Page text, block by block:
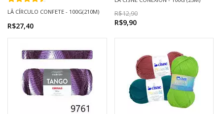
LÃ CÍRCULO CONFETE - 100G(210M)
R$27,40
R$12,90
R$9,90